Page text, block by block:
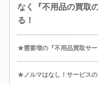
なく『不用品の買取
る！
★需要増の『不用品買取サー
★ノルマはなし！サービス